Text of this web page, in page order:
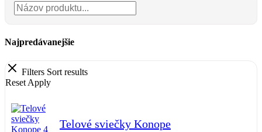
Najpredávanejšie
Filters Sort results
Reset Apply
Telové sviečky Konope